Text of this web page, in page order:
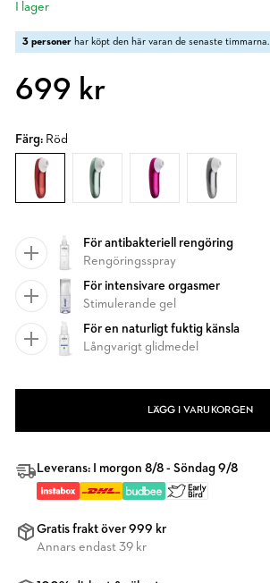
I lager
3 personer har köpt den här varan de senaste timmarna.
699 kr
Färg: Röd
För antibakteriell rengöring
Rengöringsspray
För intensivare orgasmer
Stimulerande gel
För en naturligt fuktig känsla
Långvarigt glidmedel
LÄGG I VARUKORGEN
Leverans: I morgon 8/8 - Söndag 9/8
Gratis frakt över 999 kr
Annars endast 39 kr